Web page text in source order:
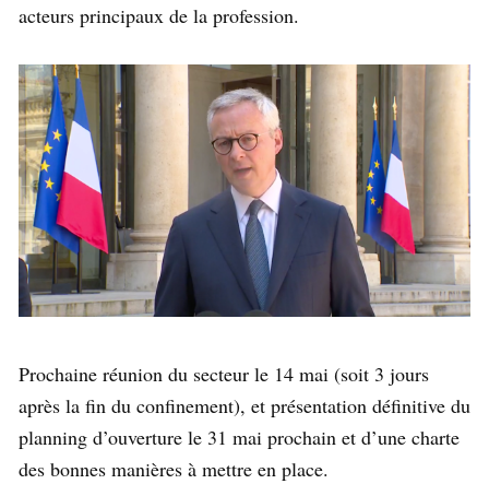
acteurs principaux de la profession.
Prochaine réunion du secteur le 14 mai (soit 3 jours
après la fin du confinement), et présentation définitive du
planning d’ouverture le 31 mai prochain et d’une charte
des bonnes manières à mettre en place.